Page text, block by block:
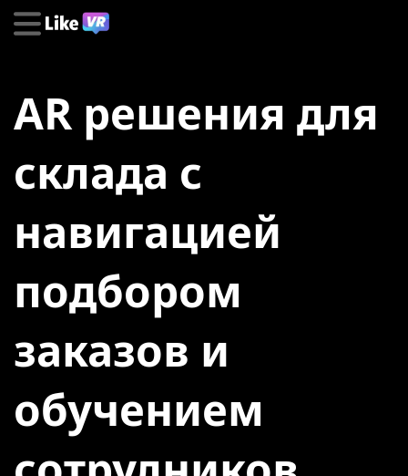
AR решения для
склада с
навигацией
подбором
заказов и
обучением